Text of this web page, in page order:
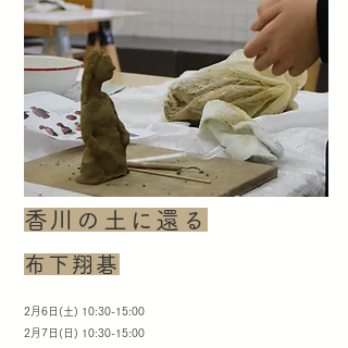
香川の土に還る
布下翔碁
2月6日(土) 10:30-15:00
2月7日(日) 10:30-15:00